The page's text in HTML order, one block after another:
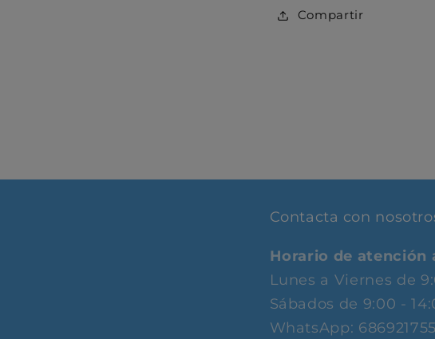
C ompartir
Contacta con
Horario de atención
Lunes a Viernes de
Sábados de 9:00 -
WhatsApp: 686921755